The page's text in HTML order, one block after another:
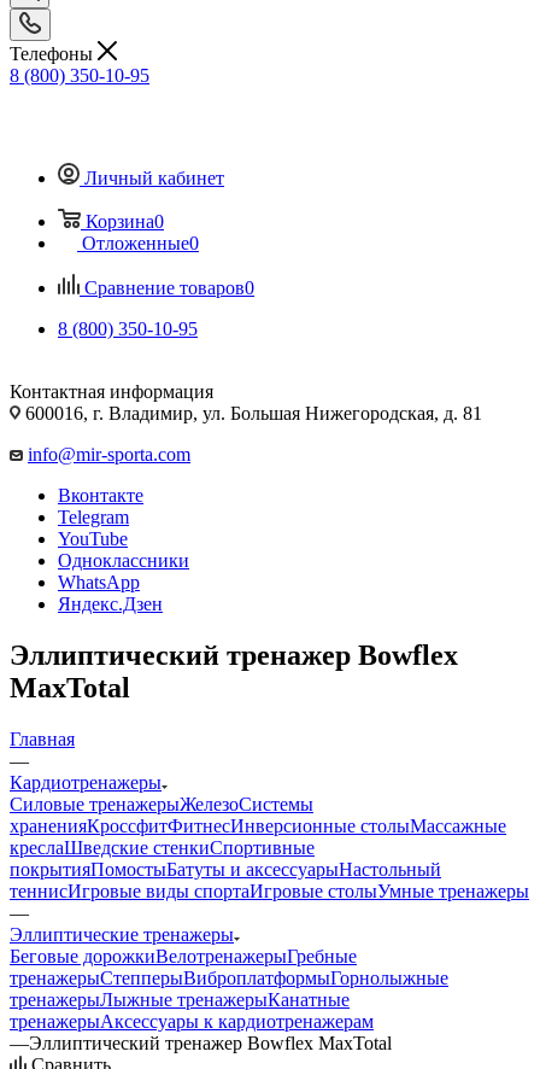
Телефоны
8 (800) 350-10-95
Личный кабинет
Корзина0
Отложенные0
Сравнение товаров0
8 (800) 350-10-95
Контактная информация
600016, г. Владимир, ул. Большая Нижегородская, д. 81
info@mir-sporta.com
Вконтакте
Telegram
YouTube
Одноклассники
WhatsApp
Яндекс.Дзен
Эллиптический тренажер Bowflex
MaxTotal
Главная
—
Кардиотренажеры
Силовые тренажерыЖелезоСистемы
храненияКроссфитФитнесИнверсионные столыМассажные
креслаШведские стенкиСпортивные
покрытияПомостыБатуты и аксессуарыНастольный
теннисИгровые виды спортаИгровые столыУмные тренажеры
—
Эллиптические тренажеры
Беговые дорожкиВелотренажерыГребные
тренажерыСтепперыВиброплатформыГорнолыжные
тренажерыЛыжные тренажерыКанатные
тренажерыАксессуары к кардиотренажерам
—Эллиптический тренажер Bowflex MaxTotal
Сравнить